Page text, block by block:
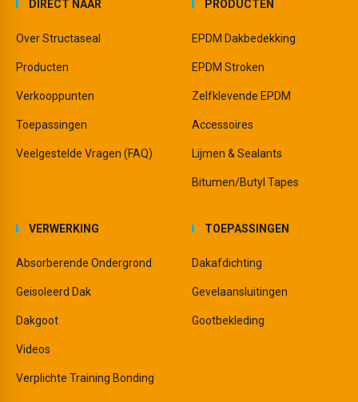
DIRECT NAAR
Over Structaseal
Producten
Verkooppunten
Toepassingen
Veelgestelde Vragen (FAQ)
PRODUCTEN
EPDM Dakbedekking
EPDM Stroken
Zelfklevende EPDM
Accessoires
Lijmen & Sealants
Bitumen/Butyl Tapes
VERWERKING
Absorberende Ondergrond
Geisoleerd Dak
Dakgoot
Videos
Verplichte Training Bonding
TOEPASSINGEN
Dakafdichting
Gevelaansluitingen
Gootbekleding